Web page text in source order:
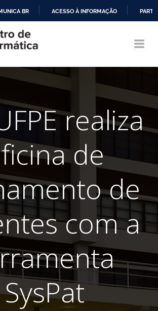
CONTEÚDO
BR ACESSO À INFORMAÇÃO
realiza
de
de
com a
SysPat